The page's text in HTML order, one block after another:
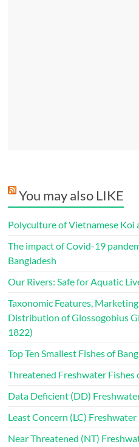
You may also LIKE
Polyculture of Vietnamese Koi
The impact of Covid-19
Bangladesh
Our Rivers: Safe for Aquatic
Taxonomic Features,
Distribution of Glossogobius
1822)
Top Ten Smallest Fishes of
Threatened Freshwater Fishes
Data Deficient (DD)
Least Concern (LC)
Near Threatened (NT)